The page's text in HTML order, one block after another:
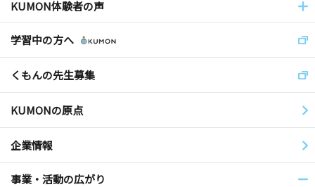
KUMON体験者の声
学習中の方へ
くもんの先生募集
KUMONの原点
企業情報
事業・活動の広がり